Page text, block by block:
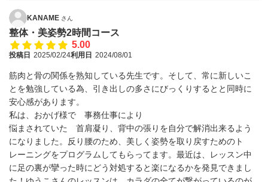
KANAME さん
整体・美姿勢2時間コース
5.00
投稿日 2025/02/24利用日 2024/08/01
筋肉と骨の関係を熟知している先生です。そして、常に新しいこ
とを勉強している為、引き出しの多さにびっくりするとと同時に
安心感があります。
私は、おかげ様で 事務仕事により
悩まされていた 首肩凝り、背中の張りを自分で解消出来るよう
になりました。反り腰のため、美しく姿勢を取り戻すためのト
レーニングをプログラムしてもらってます。最近は、レッスン中
に足の裏が攣った時にどう対処すると楽になるかを発見できまし